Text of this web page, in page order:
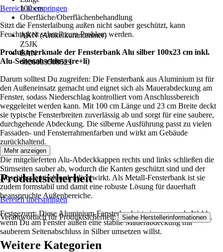
100 cm
Oberfläche/Oberflächenbehandlung
-
AKN (Artikelkurznummer)
Z5JK
EAN
4026083508529
Bereich überspringen
Sitzt die Fensterlaibung außen nicht sauber geschützt, kann
Feuchtigkeit schnell zum Problem werden.
Produktmerkmale der Fensterbank Alu silber 100x23 cm inkl.
Alu-Seitenabschluss (re+li)
Darum solltest Du zugreifen: Die Fensterbank aus Aluminium ist für
den Außeneinsatz gemacht und eignet sich als Mauerabdeckung am
Fenster, sodass Niederschlag kontrolliert vom Anschlussbereich
weggeleitet werden kann. Mit 100 cm Länge und 23 cm Breite deckt
sie typische Fensterbreiten zuverlässig ab und sorgt für eine saubere,
durchgehende Abdeckung. Die silberne Ausführung passt zu vielen
Fassaden- und Fensterrahmenfarben und wirkt am Gebäude
zurückhaltend.
Die mitgelieferten Alu-Abdeckkappen rechts und links schließen die
Stirnseiten sauber ab, wodurch die Kanten geschützt sind und der
Abschluss optisch ordentlich wirkt. Als Metall-Fensterbank ist sie
zudem formstabil und damit eine robuste Lösung für dauerhaft
beanspruchte Außenbereiche.
Festgezurrt: Diese Aluminium-Fensterbank ist eine passende Wahl,
wenn Du am Fenster außen eine stabile Mauerabdeckung mit
sauberem Seitenabschluss in Silber umsetzen willst.
Mehr anzeigen
Produktsicherheit
Bereich überspringen
Verantwortlich für Produktsicherheit: Siehe Herstellerinformationen .
Weitere Kategorien